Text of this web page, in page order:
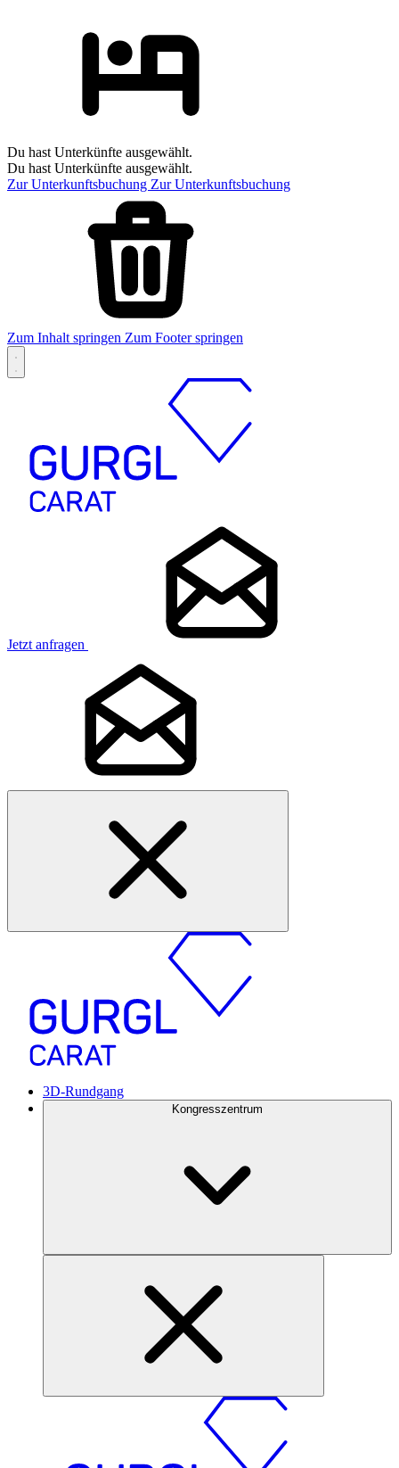
Du hast Unterkünfte ausgewählt.
Du hast Unterkünfte ausgewählt.
Zur Unterkunftsbuchung Zur Unterkunftsbuchung
Zum Inhalt springen Zum Footer springen
Jetzt anfragen
3D-Rundgang
Kongresszentrum